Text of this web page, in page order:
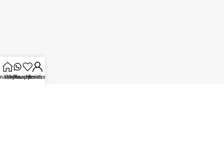
Whatsapp
Favorilerim
Hesabım